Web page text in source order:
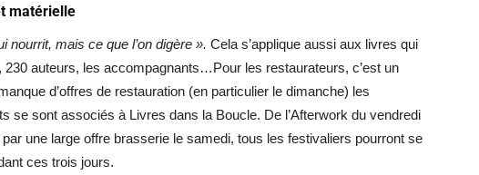
matérielle
nourrit, mais ce que l’on digère ». Cela s’applique aussi aux livres qui
auteurs, les accompagnants…Pour les restaurateurs, c’est un
d’offres de restauration (en particulier le dimanche) les
se sont associés à Livres dans la Boucle. De l’Afterwork du vendredi
une large offre brasserie le samedi, tous les festivaliers pourront se
ces trois jours.